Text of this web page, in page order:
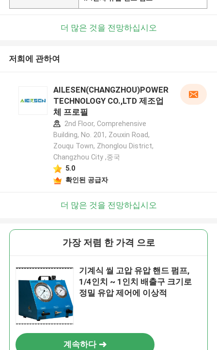
더 많은 것을 전망하십시오
저희에 관하여
AILESEN(CHANGZHOU)POWER
TECHNOLOGY CO.,LTD 제조업
체 프로필
2nd Floor, Comprehensive
Building, No. 201, Zouxin Road,
Zouqu Town, Zhonglou District,
Changzhou City ,중국
5.0
확인된 공급자
더 많은 것을 전망하십시오
가장 저렴 한 가격 으로
기계식 씰 고압 유압 핸드 펌프,
1/4인치 ~ 1인치 배출구 크기로
정밀 유압 제어에 이상적
계속하다